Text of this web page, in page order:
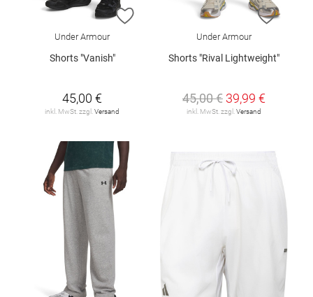
ZUR WUNSCHLISTE HINZUFÜGEN
Under Armour
Shorts "Vanish"
45,00 €
inkl. MwSt. zzgl. Versand
ZUR
Under Armour
Shorts "Rival Lightweight"
45,00 € 39,99 €
inkl. MwSt. zzgl. Versand